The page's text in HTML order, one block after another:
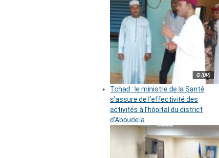
© (DR)
Tchad : le ministre de la Santé
s’assure de l’effectivité des
activités à l’hôpital du district
d’Aboudeïa